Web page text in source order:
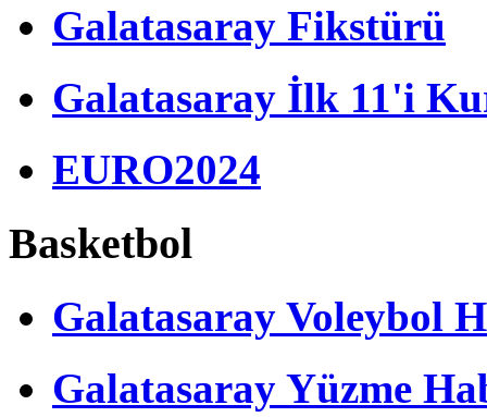
Galatasaray Fikstürü
Galatasaray İlk 11'i
EURO2024
Basketbol
Galatasaray Voleybol
Galatasaray Yüzme